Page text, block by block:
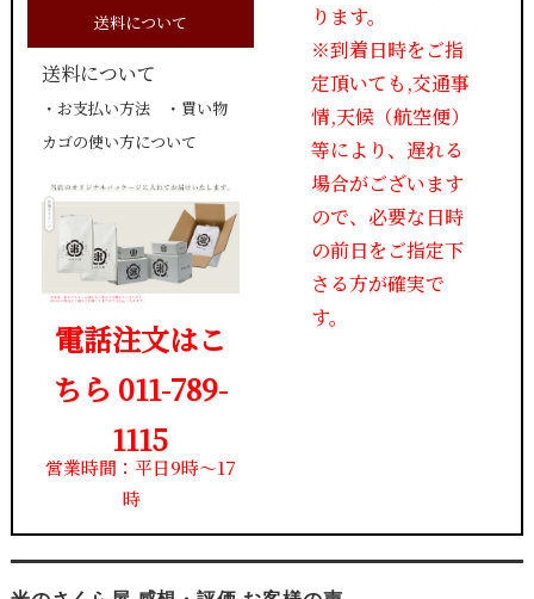
送料について
送料について
・ お支払い方法・ 買い物
カゴの使い方について
電話注文はこ
ちら 011-789-
1115
営業時間：平日9時～17
時
ります。
※到着日時をご指
定頂いても,交通事
情,天候（航空便）
等により、遅れる
場合がございます
ので、必要な日時
の前日をご指定下
さる方が確実で
す。